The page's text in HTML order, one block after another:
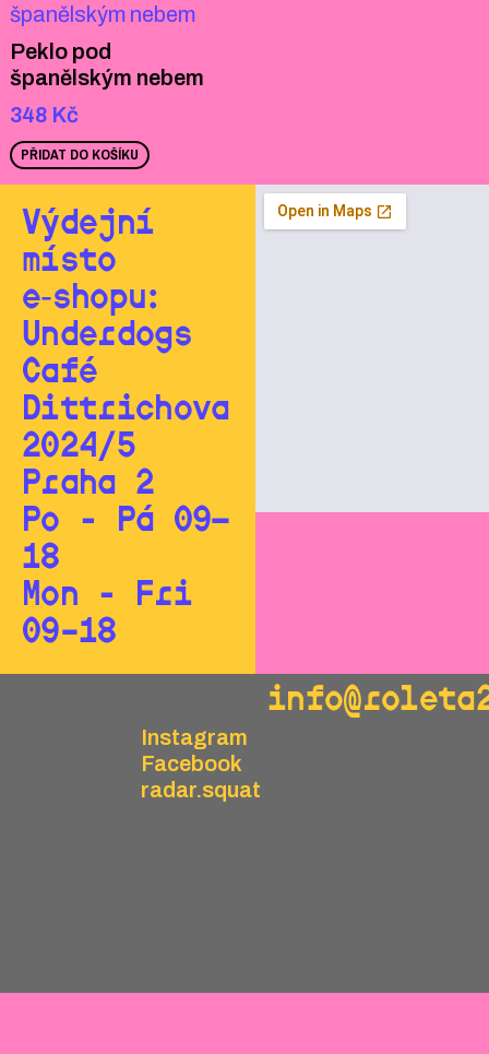
Peklo pod
španělským nebem
348 Kč
PŘIDAT DO KOŠÍKU
Výdejní
místo
e‑shopu:
Underdogs
Café
Dittrichova
2024/5
Praha 2
Po - Pá 09—
18
Mon - Fri
09–18
Instagram
Facebook
radar.squat